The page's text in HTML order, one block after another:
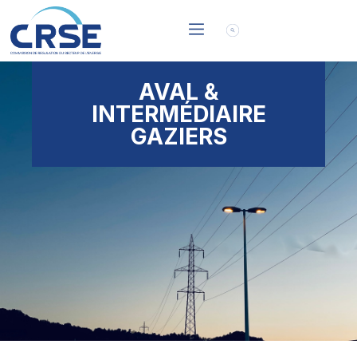
AVAL &
INTERMÉDIAIRE
GAZIERS